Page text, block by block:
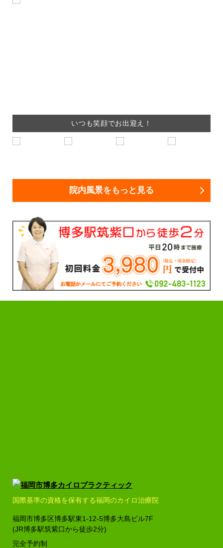
いつも笑顔でお出迎え！
院内風景をもっと見る
国際基準の資格を保有する福岡のカイロ治療院
福岡市博多区博多駅東1-12-5博多大島ビル7F
(JR博多駅筑紫口から徒歩2分)
完全予約制